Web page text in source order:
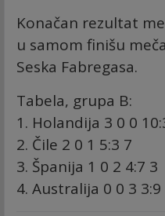
Konačan rezultat
u samom finišu
Seska Fabregasa.
Tabela, grupa B:
1. Holandija 3 0 0
2. Čile 2 0 1 5:3 7
3. Španija 1 0 2 4:7 3
4. Australija 0 0 3 3:9